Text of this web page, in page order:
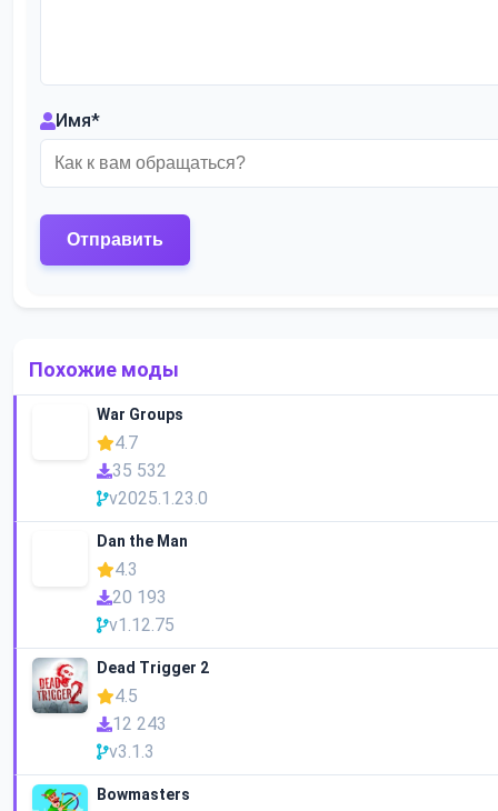
Имя*
Похожие моды
War Groups
4.7
35 532
v2025.1.23.0
Dan the Man
4.3
20 193
v1.12.75
Dead Trigger 2
4.5
12 243
v3.1.3
Bowmasters